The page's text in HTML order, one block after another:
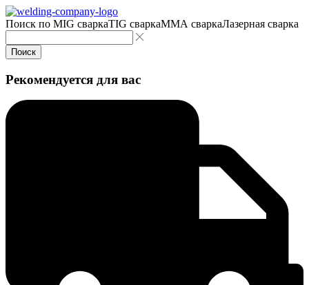
Поиск по MIG сваркаTIG сваркаMMA сваркаЛазерная сварка
Поиск
Рекомендуется для вас